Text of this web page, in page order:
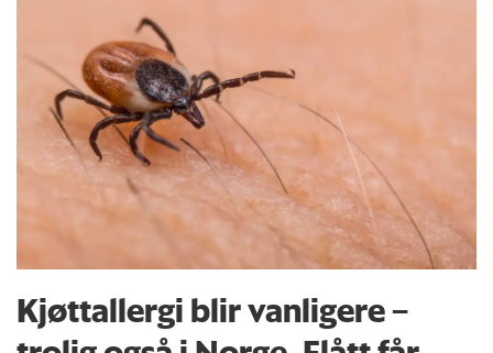
Kjøttallergi blir vanligere –